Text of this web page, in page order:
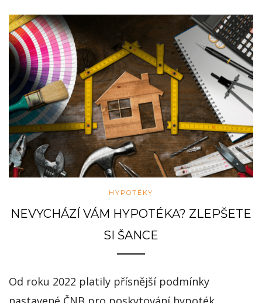
HYPOTÉKY
NEVYCHÁZÍ VÁM HYPOTÉKA? ZLEPŠETE
SI ŠANCE
Od roku 2022 platily přísnější podmínky